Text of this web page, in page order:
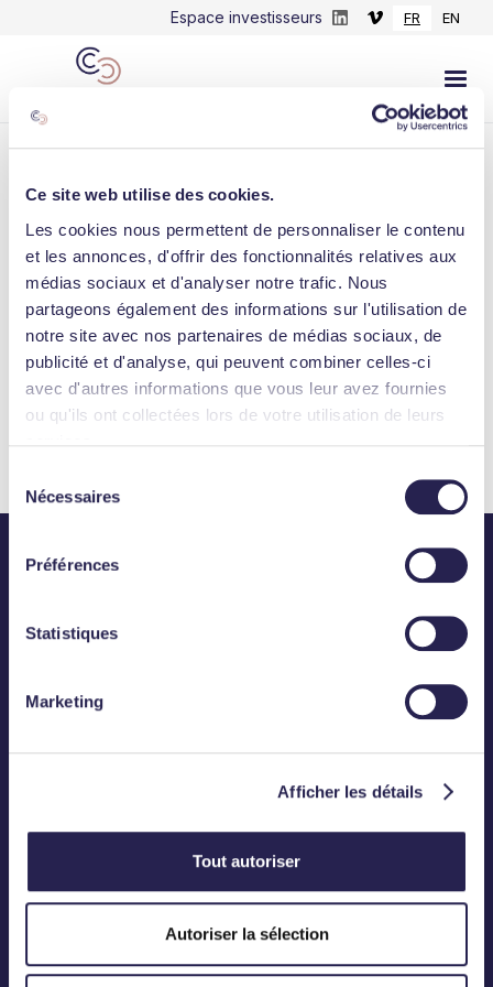
Ce site web utilise des cookies.
Les cookies nous permettent de personnaliser le contenu
et les annonces, d'offrir des fonctionnalités relatives aux
médias sociaux et d'analyser notre trafic. Nous
partageons également des informations sur l'utilisation de
notre site avec nos partenaires de médias sociaux, de
publicité et d'analyse, qui peuvent combiner celles-ci
avec d'autres informations que vous leur avez fournies
ou qu'ils ont collectées lors de votre utilisation de leurs
Nécessaires
Préférences
Statistiques
Marketing
Afficher les détails
Tout autoriser
Autoriser la sélection
Espace investisseurs FR EN
LINKEDIN
Une deuxième opération Value Add
annoncée en seulement 2 semaines, cette
fois située dans le triangl...
March 15, 2022
Consulter l'actualité
01 83 75 50 00
BUREAU
12, Rond-Point des Champs-Elysées
75008 Paris